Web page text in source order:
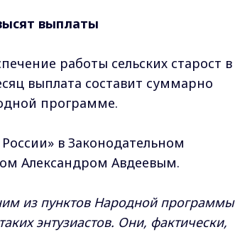
выплаты
работы сельских старост в
выплата составит суммарно
программе.
в Законодательном
Александром Авдеевым.
из пунктов Народной программы
энтузиастов. Они, фактически,